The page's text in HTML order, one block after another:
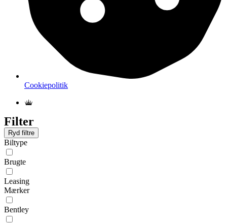
Cookiepolitik
Filter
Ryd filtre
Biltype
Brugte
Leasing
Mærker
Bentley